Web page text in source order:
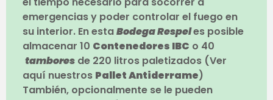
emergencias y poder controlar el fuego en
su interior. En estaBodega Respeles posible
almacenar 10 Contenedores IBC o 40
tambores de 220 litros paletizados (Ver
aquí nuestros Pallet Antiderrame)
También, opcionalmente se le pueden